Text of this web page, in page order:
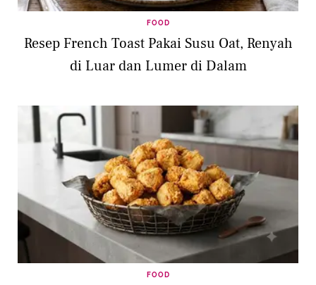
FOOD
Resep French Toast Pakai Susu Oat, Renyah
di Luar dan Lumer di Dalam
FOOD